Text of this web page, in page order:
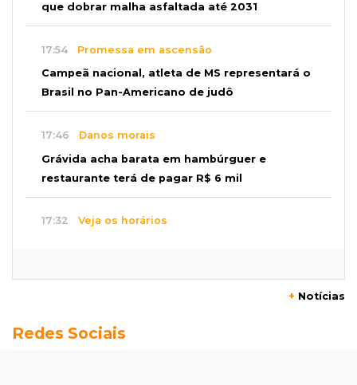
que dobrar malha asfaltada até 2031
17:54 Promessa em ascensão
Campeã nacional, atleta de MS representará o
Brasil no Pan-Americano de judô
17:46 Danos morais
Grávida acha barata em hambúrguer e
restaurante terá de pagar R$ 6 mil
17:32 Veja os horários
Nova lei pune deepfakes sexuais com crianças
+ Notícias
Redes Sociais